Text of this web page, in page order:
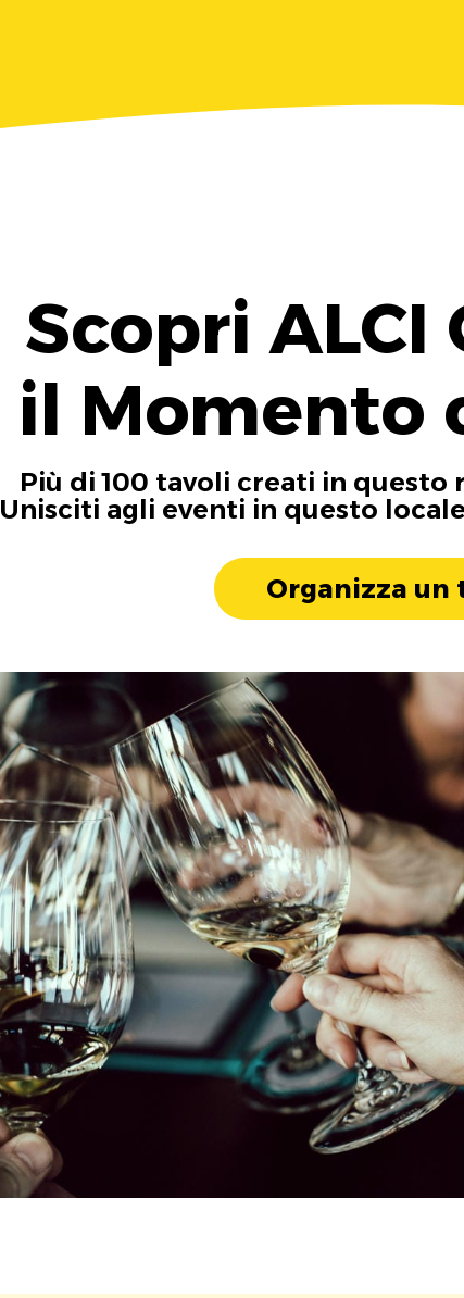
Scopri
il Momento
Più di 100 tavoli creati in questo
Unisciti agli eventi in questo
Organizza un